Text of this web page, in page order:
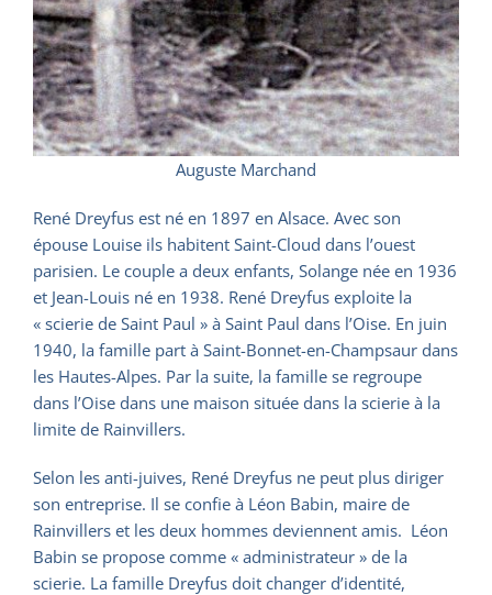
Auguste Marchand
René Dreyfus est né en 1897 en Alsace. Avec son
épouse Louise ils habitent Saint-Cloud dans l’ouest
parisien. Le couple a deux enfants, Solange née en 1936
et Jean-Louis né en 1938. René Dreyfus exploite la
« scierie de Saint Paul » à Saint Paul dans l’Oise. En juin
1940, la famille part à Saint-Bonnet-en-Champsaur dans
les Hautes-Alpes. Par la suite, la famille se regroupe
dans l’Oise dans une maison située dans la scierie à la
limite de Rainvillers.
Selon les anti-juives, René Dreyfus ne peut plus diriger
son entreprise. Il se confie à Léon Babin, maire de
Rainvillers et les deux hommes deviennent amis. Léon
Babin se propose comme « administrateur » de la
scierie. La famille Dreyfus doit changer d’identité,